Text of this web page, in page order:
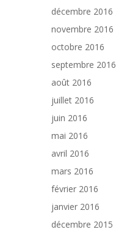
décembre 2016
novembre 2016
octobre 2016
septembre 2016
août 2016
juillet 2016
juin 2016
mai 2016
avril 2016
mars 2016
février 2016
janvier 2016
décembre 2015